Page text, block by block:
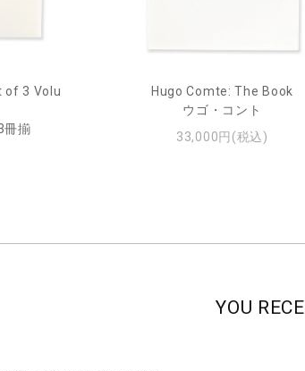
of 3 Volu
冊揃
Hugo Comte: The Book
ウゴ・コント
33,000円(税込)
YOU